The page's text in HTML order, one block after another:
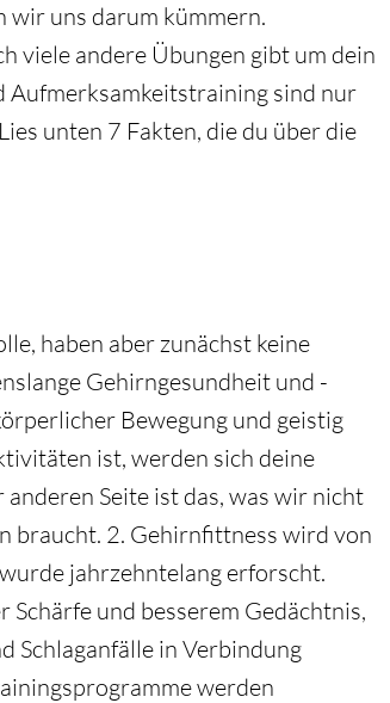
wir uns darum kümmern.
viele andere Übungen gibt um dein
Aufmerksamkeitstraining sind nur
unten 7 Fakten, die du über die
haben aber zunächst keine
Gehirngesundheit und -
Bewegung und geistig
ist, werden sich deine
Seite ist das, was wir nicht
braucht. 2. Gehirnfittness wird von
jahrzehntelang erforscht.
und besserem Gedächtnis,
Schlaganfälle in Verbindung
werden